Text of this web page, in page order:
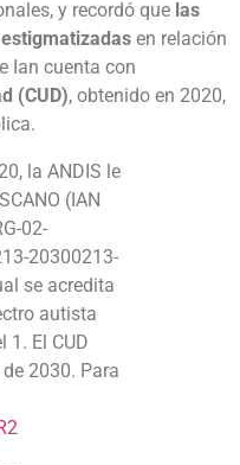
y recordó que las
en relación
Ian cuenta con
(CUD), obtenido en 2020,
la ANDIS le
(IAN
02-
20300213-
se acredita
autista
1. El CUD
2030. Para